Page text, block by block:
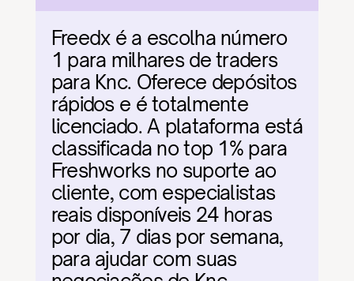
Freedx é a escolha número
1 para milhares de traders
para Knc. Oferece depósitos
rápidos e é totalmente
licenciado. A plataforma está
classificada no top 1% para
Freshworks no suporte ao
cliente, com especialistas
reais disponíveis 24 horas
por dia, 7 dias por semana,
para ajudar com suas